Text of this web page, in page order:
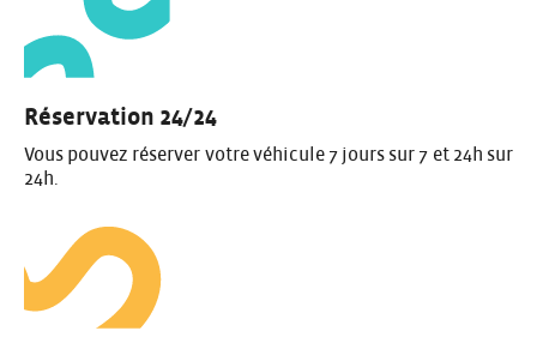
Réservation 24/24
Vous pouvez réserver votre véhicule 7 jours sur 7 et 24h sur
24h.